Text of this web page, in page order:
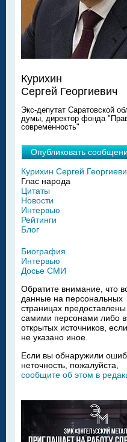
Курихин
Сергей Георгиевич
Экс-депутат Саратовской
думы, директор фонда
современность"
Опубликовать
Курихин Сергей
Глас народа
Цитаты
Новости
Интервью
Рейтинги
Блог
Биография
Интервью
Досье СМИ
Обратите внимание, что
данные на персональных
страницах предоставлены
самими персонами либо
открытых источников,
не указано иное.
Если вы обнаружили
неточность, пожалуйста,
сообщите об этом в